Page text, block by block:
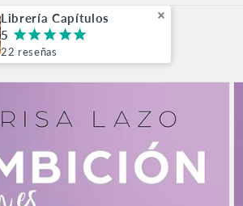
Librería Capítulos
5 ¡¡¡¡¡
22 reseñas